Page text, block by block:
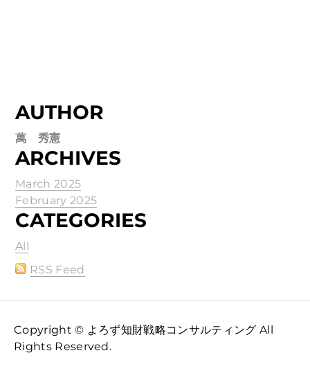
AUTHOR
萬 秀憲
ARCHIVES
March 2025
February 2025
CATEGORIES
All
RSS Feed
Copyright © よろず知財戦略コンサルティング All
Rights Reserved.